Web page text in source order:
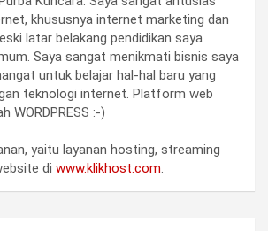
khususnya internet marketing dan
latar belakang pendidikan saya
Saya sangat menikmati bisnis saya
untuk belajar hal-hal baru yang
teknologi internet. Platform web
WORDPRESS :-)
yaitu layanan hosting, streaming
di www.klikhost.com.